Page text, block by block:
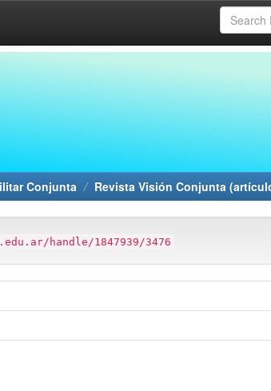
Conjunta Revista Visión Conjunta
handle/1847939/3476